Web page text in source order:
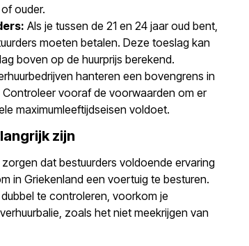
ouder.
Als je tussen de 21 en 24 jaar oud bent,
moeten betalen. Deze toeslag kan
boven op de huurprijs berekend.
hanteren een bovengrens in
vooraf de voorwaarden om er
maximumleeftijdseisen voldoet.
zijn
dat bestuurders voldoende ervaring
in Griekenland een voertuig te besturen.
te controleren, voorkom je
zoals het niet meekrijgen van